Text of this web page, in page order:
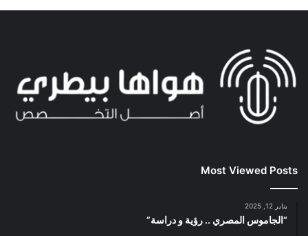
Most Viewed Posts
يناير 12, 2025
“الجاموس المصري .. رؤية و دراسة”